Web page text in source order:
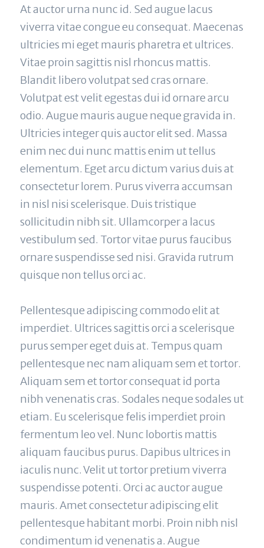
At auctor urna nunc id. Sed augue lacus
viverra vitae congue eu consequat. Maecenas
ultricies mi eget mauris pharetra et ultrices.
Vitae proin sagittis nisl rhoncus mattis.
Blandit libero volutpat sed cras ornare.
Volutpat est velit egestas dui id ornare arcu
odio. Augue mauris augue neque gravida in.
Ultricies integer quis auctor elit sed. Massa
enim nec dui nunc mattis enim ut tellus
elementum. Eget arcu dictum varius duis at
consectetur lorem. Purus viverra accumsan
in nisl nisi scelerisque. Duis tristique
sollicitudin nibh sit. Ullamcorper a lacus
vestibulum sed. Tortor vitae purus faucibus
ornare suspendisse sed nisi. Gravida rutrum
quisque non tellus orci ac.
Pellentesque adipiscing commodo elit at
imperdiet. Ultrices sagittis orci a scelerisque
purus semper eget duis at. Tempus quam
pellentesque nec nam aliquam sem et tortor.
Aliquam sem et tortor consequat id porta
nibh venenatis cras. Sodales neque sodales ut
etiam. Eu scelerisque felis imperdiet proin
fermentum leo vel. Nunc lobortis mattis
aliquam faucibus purus. Dapibus ultrices in
iaculis nunc. Velit ut tortor pretium viverra
suspendisse potenti. Orci ac auctor augue
mauris. Amet consectetur adipiscing elit
pellentesque habitant morbi. Proin nibh nisl
condimentum id venenatis a. Augue